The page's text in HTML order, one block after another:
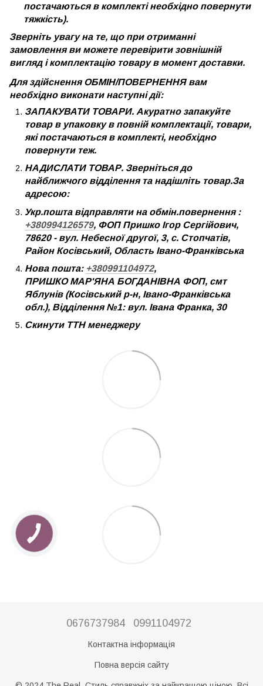
постачаються в комплекті необхідно повернути
тяжкість).
Зверніть увагу на те, що при отриманні
замовлення ви можете перевірити зовнішній
вигляд і комплектацію товару в момент доставки.
Для здійснення ОБМІН/ПОВЕРНЕННЯ вам
необхідно виконати наступні дії:
ЗАПАКУВАТИ ТОВАРИ. Акуратно запакуйте
товар в упаковку в повній комплектації, товари,
які постачаються в комплекті, необхідно
повернути теж.
НАДИСЛАТИ ТОВАР. Зверніться до
найближчого відділення та надішліть товар.За
адресою:
Укр.пошта відправляти на обмін.повернення :
+380994126579, ФОП Пришко Ігор Сергійович,
78620 - вул. Небесної другої, 3, с. Стопчатів,
Район Косівський, Область Івано-Франківська
Нова пошта: +380991104972,
ПРИШКО МАР'ЯНА БОГДАНІВНА ФОП, смт
Яблунів (Косівський р-н, Івано-Франківська
обл.), Відділення №1: вул. Івана Франка, 30
Скинути ТТН менеджеру
0676737984 0991104972
Контактна інформація
Повна версія сайту